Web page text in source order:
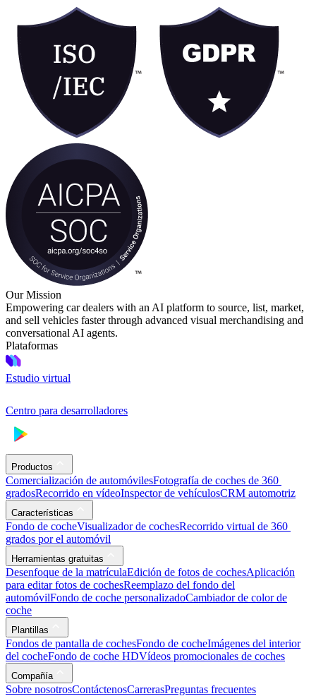
Our Mission
Empowering car dealers with an AI platform to source, list, market,
and sell vehicles faster through advanced visual merchandising and
conversational AI agents.
Plataformas
Estudio virtual
Centro para desarrolladores
Productos
Comercialización de automóvilesFotografía de coches de 360 ​​
gradosRecorrido en vídeoInspector de vehículosCRM automotriz
Características
Fondo de cocheVisualizador de cochesRecorrido virtual de 360 ​​
grados por el automóvil
Herramientas gratuitas
Desenfoque de la matrículaEdición de fotos de cochesAplicación
para editar fotos de cochesReemplazo del fondo del
automóvilFondo de coche personalizadoCambiador de color de
coche
Plantillas
Fondos de pantalla de cochesFondo de cocheImágenes del interior
del cocheFondo de coche HDVídeos promocionales de coches
Compañía
Sobre nosotrosContáctenosCarrerasPreguntas frecuentes